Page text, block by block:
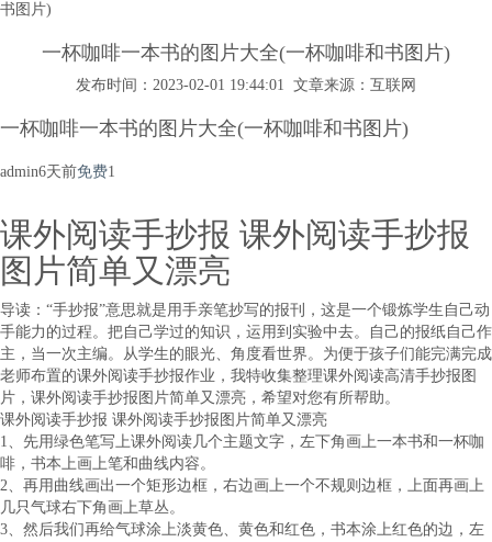
书图片)
一杯咖啡一本书的图片大全(一杯咖啡和书图片)
发布时间：2023-02-01 19:44:01 文章来源：互联网
一杯咖啡一本书的图片大全(一杯咖啡和书图片)
admin6天前免费1
课外阅读手抄报 课外阅读手抄报
图片简单又漂亮
导读：“手抄报”意思就是用手亲笔抄写的报刊，这是一个锻炼学生自己动
手能力的过程。把自己学过的知识，运用到实验中去。自己的报纸自己作
主，当一次主编。从学生的眼光、角度看世界。为便于孩子们能完满完成
老师布置的课外阅读手抄报作业，我特收集整理课外阅读高清手抄报图
片，课外阅读手抄报图片简单又漂亮，希望对您有所帮助。
课外阅读手抄报 课外阅读手抄报图片简单又漂亮
1、先用绿色笔写上课外阅读几个主题文字，左下角画上一本书和一杯咖
啡，书本上画上笔和曲线内容。
2、再用曲线画出一个矩形边框，右边画上一个不规则边框，上面再画上
几只气球右下角画上草丛。
3、然后我们再给气球涂上淡黄色、黄色和红色，书本涂上红色的边，左